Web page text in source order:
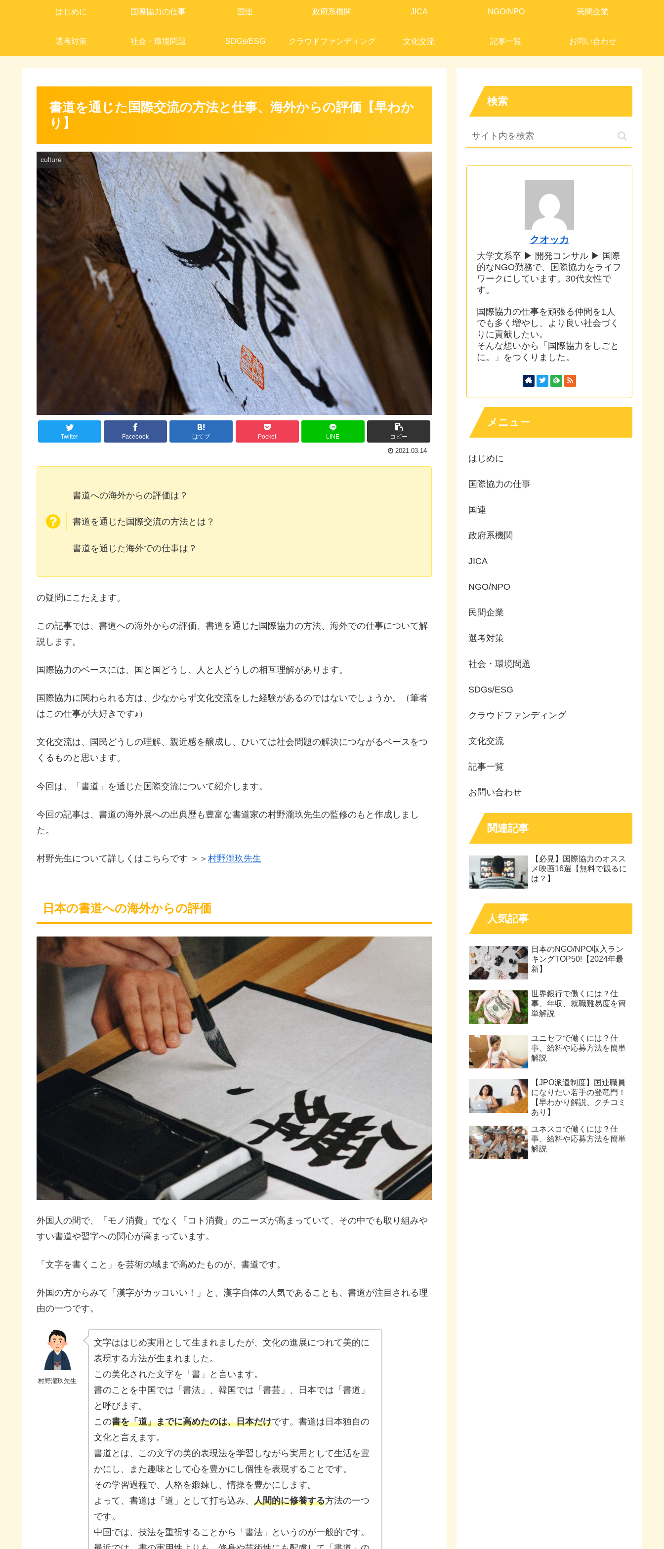
はじめに 国際協力の仕事 国連 政府系機関 JICA NGO/NPO 民間企業
選考対策 社会・環境問題 SDGs/ESG クラウドファンディング 文化交流 記事一覧 お問い合わせ
書道を通じた国際交流の方法と仕事、海外からの評価【早わか
り】
culture
Twitter Facebook はてブ Pocket LINE コピー
2021.03.14
書道への海外からの評価は？
書道を通じた国際交流の方法とは？
書道を通じた海外での仕事は？
の疑問にこたえます。
この記事では、書道への海外からの評価、書道を通じた国際協力の方法、海外での仕事について解
説します。
国際協力のベースには、国と国どうし、人と人どうしの相互理解があります。
国際協力に関わられる方は、少なからず文化交流をした経験があるのではないでしょうか。（筆者
はこの仕事が大好きです♪）
文化交流は、国民どうしの理解、親近感を醸成し、ひいては社会問題の解決につながるベースをつ
くるものと思います。
今回は、「書道」を通じた国際交流について紹介します。
今回の記事は、書道の海外展への出典歴も豊富な書道家の村野瀧玖先生の監修のもと作成しまし
た。
村野先生について詳しくはこちらです ＞＞ 村野瀧玖先生
日本の書道への海外からの評価
外国人の間で、「モノ消費」でなく「コト消費」のニーズが高まっていて、その中でも取り組みや
すい書道や習字への関心が高まっています。
「文字を書くこと」を芸術の域まで高めたものが、書道です。
外国の方からみて「漢字がカッコいい！」と、漢字自体の人気であることも、書道が注目される理
由の一つです。
村野瀧玖先生
文字ははじめ実用として生まれましたが、文化の進展につれて美的に
表現する方法が生まれました。
この美化された文字を「書」と言います。
書のことを中国では「書法」、韓国では「書芸」、日本では「書道」
と呼びます。
この書を「道」までに高めたのは、日本だけです。書道は日本独自の
文化と言えます。
書道とは、この文字の美的表現法を学習しながら実用として生活を豊
かにし、また趣味として心を豊かにし個性を表現することです。
その学習過程で、人格を鍛錬し、情操を豊かにします。
よって、書道は「道」として打ち込み、 人間的に修養する方法の一つ
です。
中国では、技法を重視することから「書法」というのが一般的です。
検索
クオッカ
大学文系卒 ▶ 開発コンサル ▶ 国際
的なNGO勤務で、国際協力をライフ
ワークにしています。30代女性で
す。
国際協力の仕事を頑張る仲間を1人
でも多く増やし、より良い社会づく
りに貢献したい。
そんな想いから「国際協力をしごと
に。」をつくりました。
メニュー
はじめに
国際協力の仕事
国連
政府系機関
JICA
NGO/NPO
民間企業
選考対策
社会・環境問題
SDGs/ESG
クラウドファンディング
文化交流
記事一覧
お問い合わせ
関連記事
【必見】国際協力のオスス
メ映画16選【無料で観るに
は？】
人気記事
日本のNGO/NPO収入ラン
キングTOP50!【2024年最
新】
世界銀行で働くには？仕
事、年収、就職難易度を簡
単解説
ユニセフで働くには？仕
事、給料や応募方法を簡単
解説
【JPO派遣制度】国連職員
になりたい若手の登竜門！
【早わかり解説、クチコミ
あり】
ユネスコで働くには？仕
事、給料や応募方法を簡単
解説